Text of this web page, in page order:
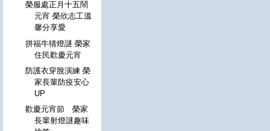
榮服處正月十五鬧
元宵 榮欣志工溫
馨分享愛
拼福牛猜燈謎 榮家
住民歡慶元宵
防護衣穿脫演練 榮
家長輩防疫安心
UP
歡慶元宵節 榮家
長輩射燈謎趣味